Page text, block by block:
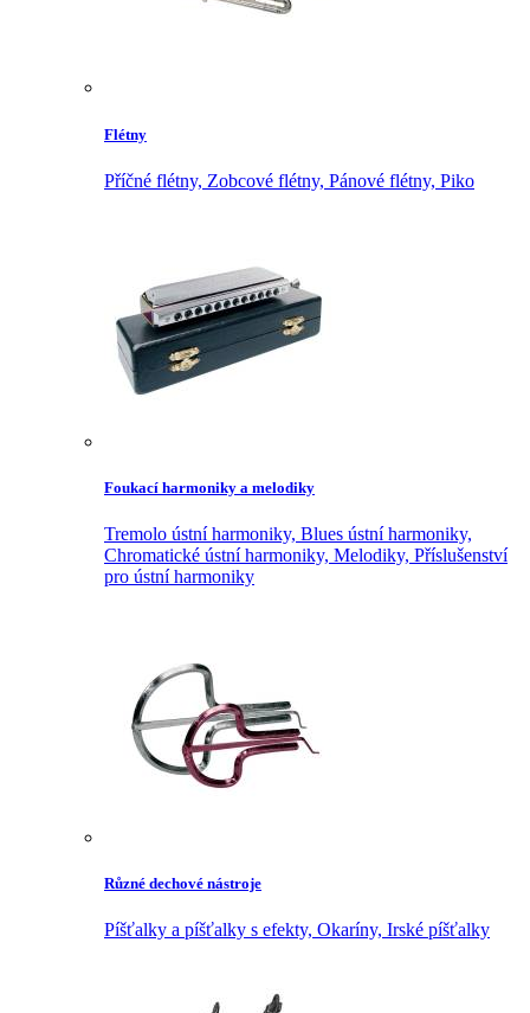
Flétny
Příčné flétny, Zobcové flétny, Pánové flétny, Piko
Foukací harmoniky a melodiky
Tremolo ústní harmoniky, Blues ústní harmoniky,
Chromatické ústní harmoniky, Melodiky, Příslušenství
pro ústní harmoniky
Různé dechové nástroje
Píšťalky a píšťalky s efekty, Okaríny, Irské píšťalky